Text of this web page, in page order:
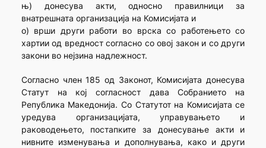
њ) донесува акти, односно правилници за
внатрешната организација на Комисијата и
о) врши други работи во врска со работењето со
хартии од вредност согласно со овој закон и со други
закони во нејзина надлежност.
Согласно член 185 од Законот, Комисијата донесува
Статут на кој согласност дава Собранието на
Република Македонија. Со Статутот на Комисијата се
уредува организацијата, управувањето и
раководењето, постапките за донесување акти и
нивните изменувања и дополнувања, како и други